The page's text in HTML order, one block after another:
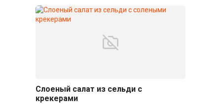
Слоеный салат из сельди с
крекерами